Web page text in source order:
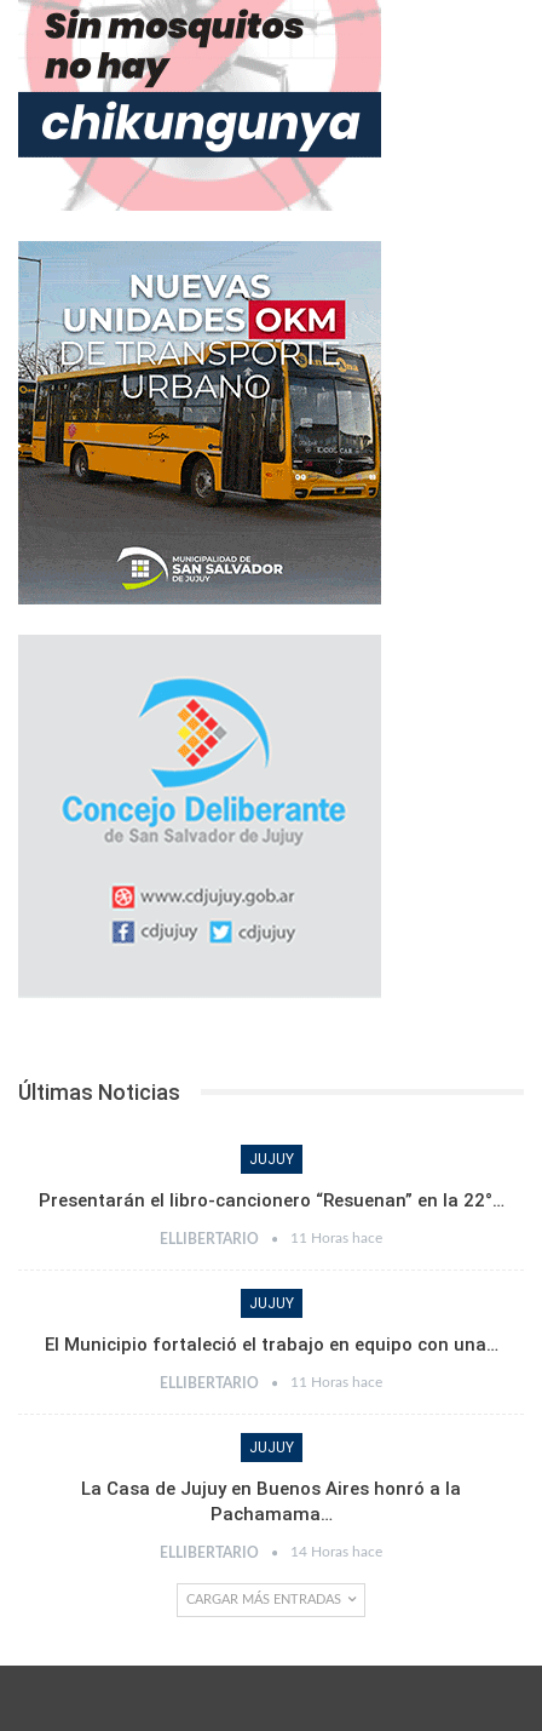
Últimas Noticias
JUJUY
Presentarán el libro-cancionero “Resuenan” en la 22°…
ELLIBERTARIO 11 Horas hace
JUJUY
El Municipio fortaleció el trabajo en equipo con una…
ELLIBERTARIO 11 Horas hace
JUJUY
La Casa de Jujuy en Buenos Aires honró a la
Pachamama…
ELLIBERTARIO 14 Horas hace
CARGAR MÁS ENTRADAS